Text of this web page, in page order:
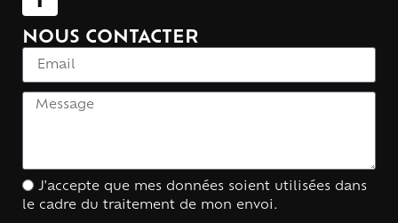
NOUS CONTACTER
J'accepte que mes données soient utilisées dans
le cadre du traitement de mon envoi.